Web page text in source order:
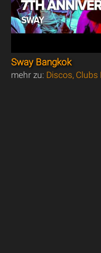
Sway Bangkok
mehr zu: Discos, Clubs